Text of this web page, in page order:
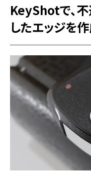
KeyShotで、
したエッジを